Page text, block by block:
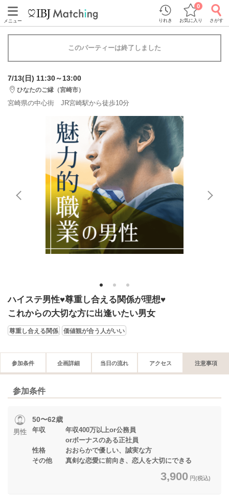
メニュー りれき お気に入り
0
さがす
このパーティーは終了しました
7/13(日) 11:30～13:00
ひなたのご縁（宮崎市）
宮崎県の中心街 JR宮崎駅から徒歩10分
1 2 3
ハイステ男性♥尊重し合える関係が理想♥
これからの大切な方に出逢いたい男女
尊重し合える関係 価値観が合う人がいい
参加条件 企画詳細 当日の流れ アクセス 注意事項
参加条件
男性
50〜62歳
年収 年収400万以上or公務員
orボーナスのある正社員
性格 おおらかで優しい、誠実な方
その他 真剣な恋愛に前向き、恋人を大切にできる
3,900 円(税込)